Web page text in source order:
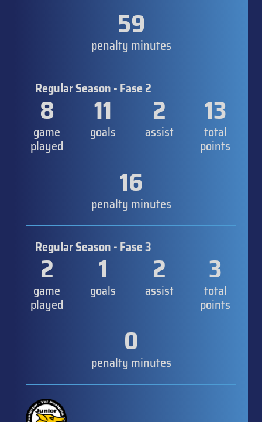
59
penalty minutes
Regular Season - Fase 2
8
game
played
11
goals
2
assist
13
total
points
16
penalty minutes
Regular Season - Fase 3
2
game
played
1
goals
2
assist
3
total
points
0
penalty minutes